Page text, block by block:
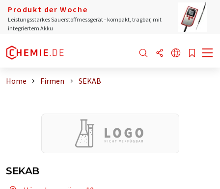
Produkt der Woche
Leistungsstarkes Sauerstoffmessgerät - kompakt, tragbar, mit
integriertem Akku
Home Firmen SEKAB
SEKAB